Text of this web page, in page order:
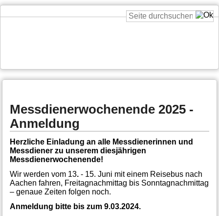
Messdienerwochenende 2025 -
Anmeldung
Herzliche Einladung an alle Messdienerinnen und
Messdiener zu unserem diesjährigen
Messdienerwochenende!
Wir werden vom 13.- 15. Juni mit einem Reisebus nach
Aachen fahren, Freitagnachmittag bis Sonntagnachmittag
– genaue Zeiten folgen noch.
Anmeldung bitte bis zum 9.03.2024.